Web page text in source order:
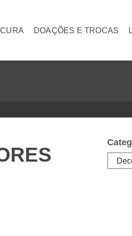
DOAÇÕES E TROCAS